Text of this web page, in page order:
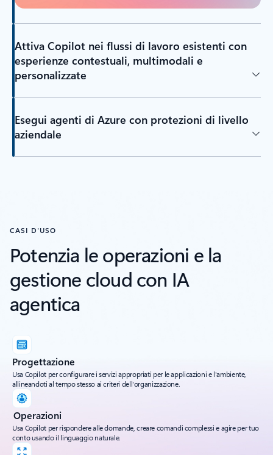
Attiva Copilot nei flussi di lavoro esistenti con
esperienze contestuali, multimodali e
personalizzate
Esegui agenti di Azure con protezioni di livello
aziendale
CASI D'USO
Potenzia le operazioni e la
gestione cloud con IA
agentica
Progettazione
Usa Copilot per configurare i servizi appropriati per le applicazioni e l'ambiente,
allineandoti al tempo stesso ai criteri dell'organizzazione.
Operazioni
Usa Copilot per rispondere alle domande, creare comandi complessi e agire per tuo
conto usando il linguaggio naturale.